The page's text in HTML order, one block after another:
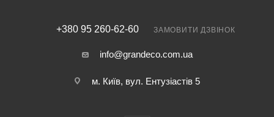
+380 95 260-62-60 ЗАМОВИТИ ДЗВІНОК
info@grandeco.com.ua
м. Київ, вул. Ентузіастів 5